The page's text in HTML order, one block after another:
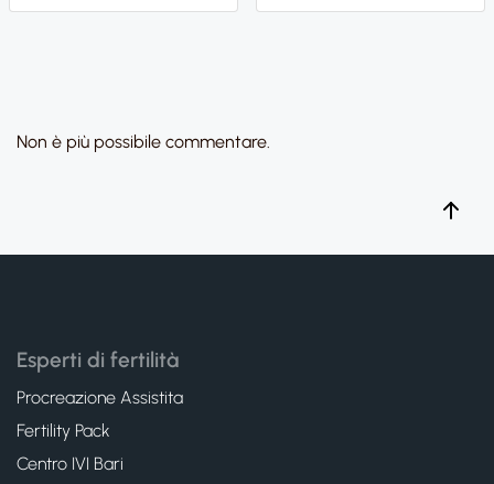
Non è più possibile commentare.
Esperti di fertilità
Procreazione Assistita
Fertility Pack
Centro IVI Bari